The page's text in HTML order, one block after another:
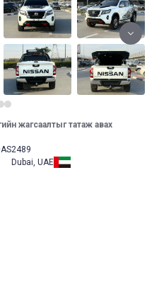
жагсаалтыг татаж авах
Dubai, UAE